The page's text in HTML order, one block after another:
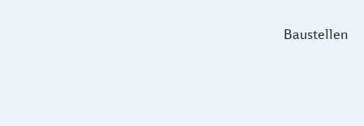
Baustellen